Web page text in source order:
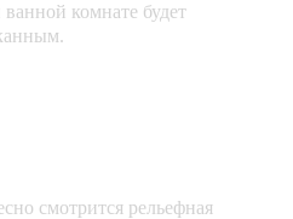
комнате будет
смотрится рельефная